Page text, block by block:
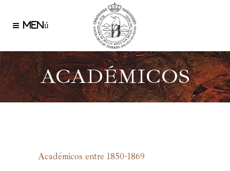
ACADÉMICOS
Académicos entre 1850-1869